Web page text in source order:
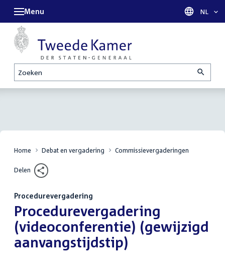
Zoeken
Menu Taal
NL
Home Debat en vergadering Commissievergaderingen
Delen
Procedurevergadering
:Procedurevergadering
(videoconferentie) (gewijzigd
aanvangstijdstip)